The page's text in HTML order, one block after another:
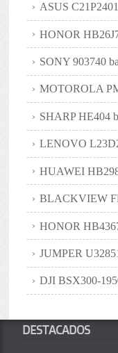
ASUS
HONOR
SONY 903740
MOTOROLA
SHARP HE404
LENOVO
HUAWEI
BLACKVIEW
HONOR
JUMPER
DJI BSX300-
DESTACADOS